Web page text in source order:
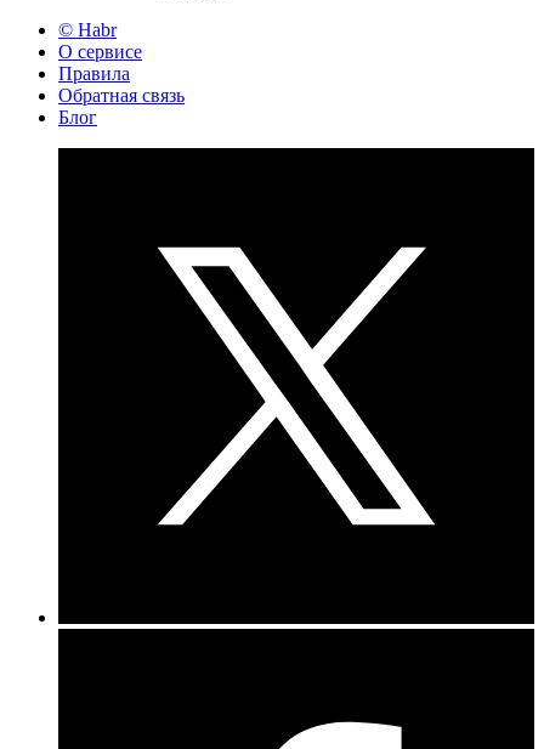
© Habr
О сервисе
Правила
Обратная связь
Блог